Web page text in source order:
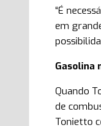
“É
em
Gasolina
Quando
de
Tonietto